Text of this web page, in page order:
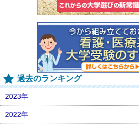
過去のランキング
2023年
2022年